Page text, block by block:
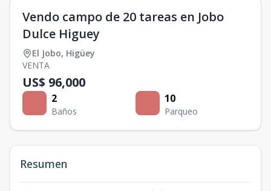
Vendo campo de 20 tareas en Jobo
Dulce Higuey
El Jobo, Higüey
VENTA
US$ 96,000
2
Baños
10
Parqueo
Resumen